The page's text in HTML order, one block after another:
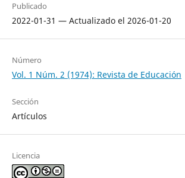
Publicado
2022-01-31 — Actualizado el 2026-01-20
Número
Vol. 1 Núm. 2 (1974): Revista de Educación
Sección
Artículos
Licencia